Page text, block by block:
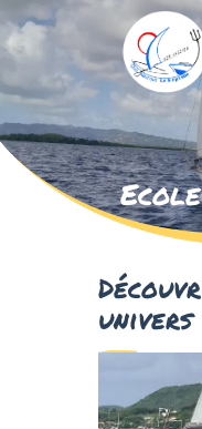
ACCUEIL
NOS ACTIVITÉS
RÉGATES
CONTACTS
univers